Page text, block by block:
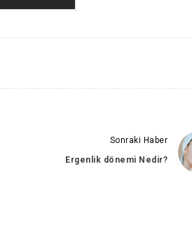
Sonraki Haber
Ergenlik dönemi Nedir?